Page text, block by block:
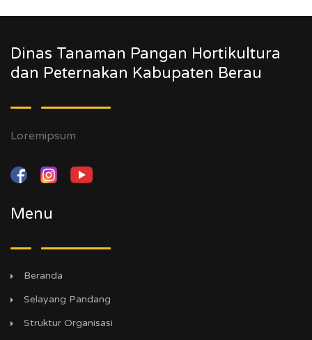
Dinas Tanaman Pangan Hortikultura
dan Peternakan Kabupaten Berau
Loremipsum
Menu
Beranda
Selayang Pandang
Struktur Organisasi